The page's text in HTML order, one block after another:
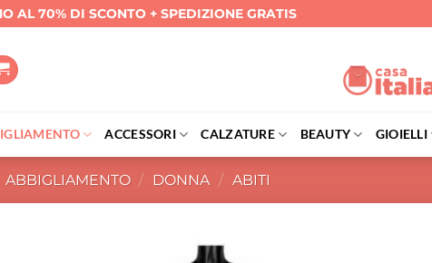
AL 70% DI SCONTO + SPEDIZIONE GRATIS
ACCESSORI CALZATURE BEAUTY GIOIELLI
ABBIGLIAMENTO / DONNA / ABITI